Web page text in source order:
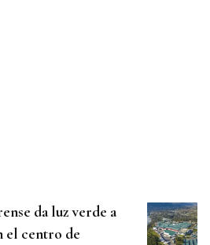
da luz verde a
el centro de